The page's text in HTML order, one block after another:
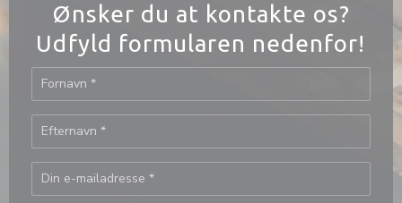
Ønsker du at kontakte os?
Udfyld formularen nedenfor!